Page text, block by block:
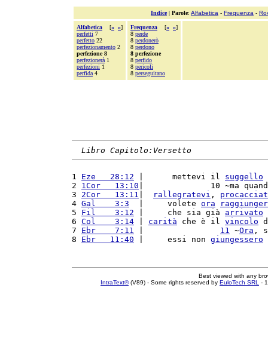
Indice| Parole: Alfabetica - Frequenza -
Alfabetica [« »]
perfetti 7
perfetto 22
perfezionamento 2
perfezione 8
perfezionerà 1
perfezioni 1
perfida 4
Frequenza [« »]
8 perde
8 perdonerò
8 perdono
8 perfezione
8 perfido
8 pericoli
8 perseguitano
Libro Capitolo:Versetto
1 Eze   28:12 |      mettevi il suggello
2 1Cor   13:10 |              10 ~ma
3 2Cor   13:11 rallegratevi ,
4 Gal    3:3
  |     volete
ora
5 Fil    3:12 |     che sia già arrivato
6 Col    3:14 carità che è il vincolo
7 Ebr    7:11 11 ~Ora ,
8 Ebr   11:40 |     essi non giungessero
Best viewed with any
IntraText®(V89) - Some rights reserved by EuloTech SRL -